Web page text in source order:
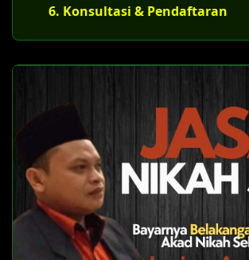
6. Konsultasi & Pendaftaran